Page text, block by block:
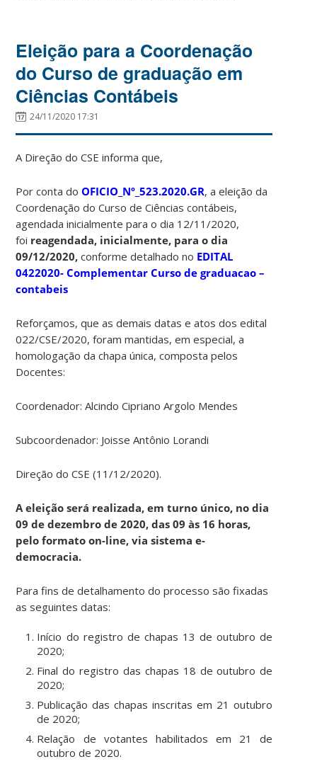
Eleição para a Coordenação
do Curso de graduação em
Ciências Contábeis
24/11/2020 17:31
A Direção do CSE informa que,
Por conta doOFICIO_Nº_523.2020.GR, a eleição da
Coordenação do Curso de Ciências contábeis,
agendada inicialmente para o dia 12/11/2020,
foi reagendada, inicialmente, para o dia
09/12/2020, conforme detalhado no EDITAL
0422020- Complementar Curso de graduacao –
contabeis
Reforçamos, que as demais datas e atos dos edital
022/CSE/2020, foram mantidas, em especial, a
homologação da chapa única, composta pelos
Docentes:
Coordenador: Alcindo Cipriano Argolo Mendes
Subcoordenador: Joisse Antônio Lorandi
Direção do CSE (11/12/2020).
A eleição será realizada, em turno único, no dia
09 de dezembro de 2020, das 09 às 16 horas,
pelo formato on-line, via sistema e-
democracia.
Para fins de detalhamento do processo são fixadas
as seguintes datas:
Início do registro de chapas 13 de outubro de
2020;
Final do registro das chapas 18 de outubro de
2020;
Publicação das chapas inscritas em 21 outubro
de 2020;
Relação de votantes habilitados em 21 de
outubro de 2020.